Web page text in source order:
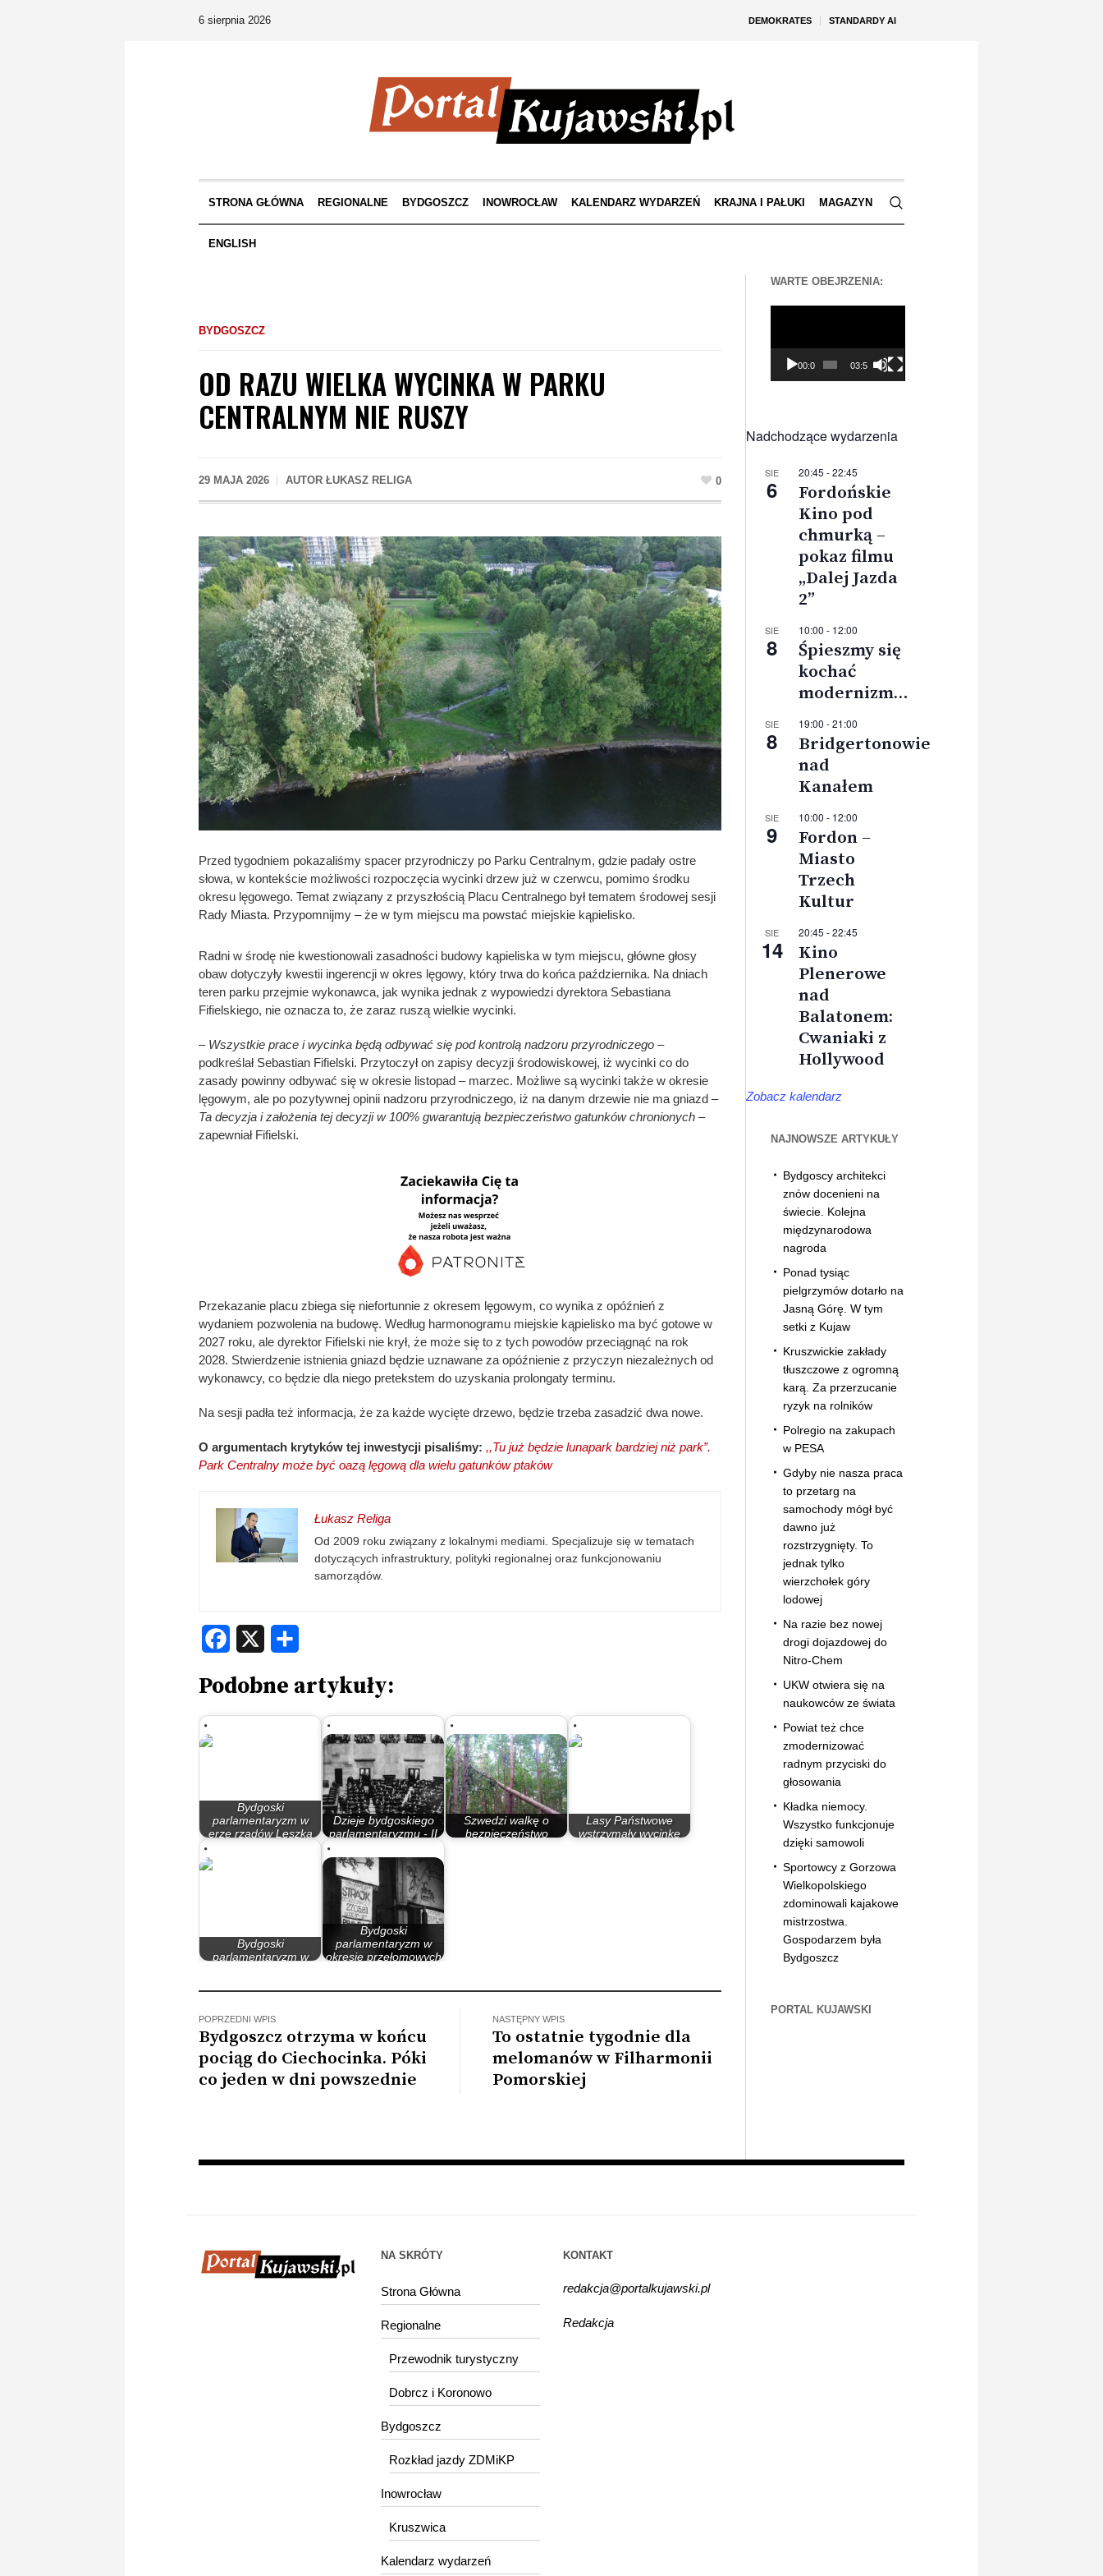
DEMOKRATES STANDARDY AI
6 sierpnia 2026
STRONA GŁÓWNA REGIONALNE BYDGOSZCZ INOWROCŁAW KALENDARZ WYDARZEŃ KRAJNA I PAŁUKI MAGAZYN
ENGLISH
BYDGOSZCZ
OD RAZU WIELKA WYCINKA W PARKU
CENTRALNYM NIE RUSZY
29 MAJA 2026 AUTOR ŁUKASZ RELIGA 0
Przed tygodniem pokazaliśmy spacer przyrodniczy po Parku Centralnym, gdzie padały ostre
słowa, w kontekście możliwości rozpoczęcia wycinki drzew już w czerwcu, pomimo środku
okresu lęgowego. Temat związany z przyszłością Placu Centralnego był tematem środowej sesji
Rady Miasta. Przypomnijmy – że w tym miejscu ma powstać miejskie kąpielisko.
Radni w środę nie kwestionowali zasadności budowy kąpieliska w tym miejscu, główne głosy
obaw dotyczyły kwestii ingerencji w okres lęgowy, który trwa do końca października. Na dniach
teren parku przejmie wykonawca, jak wynika jednak z wypowiedzi dyrektora Sebastiana
Fifielskiego, nie oznacza to, że zaraz ruszą wielkie wycinki.
– Wszystkie prace i wycinka będą odbywać się pod kontrolą nadzoru przyrodniczego –
podkreślał Sebastian Fifielski. Przytoczył on zapisy decyzji środowiskowej, iż wycinki co do
zasady powinny odbywać się w okresie listopad – marzec. Możliwe są wycinki także w okresie
lęgowym, ale po pozytywnej opinii nadzoru przyrodniczego, iż na danym drzewie nie ma gniazd –
Ta decyzja i założenia tej decyzji w 100% gwarantują bezpieczeństwo gatunków chronionych –
zapewniał Fifielski.
Przekazanie placu zbiega się niefortunnie z okresem lęgowym, co wynika z opóźnień z
wydaniem pozwolenia na budowę. Według harmonogramu miejskie kąpielisko ma być gotowe w
2027 roku, ale dyrektor Fifielski nie krył, że może się to z tych powodów przeciągnąć na rok
2028. Stwierdzenie istnienia gniazd będzie uznawane za opóźnienie z przyczyn niezależnych od
wykonawcy, co będzie dla niego pretekstem do uzyskania prolongaty terminu.
Na sesji padła też informacja, że za każde wycięte drzewo, będzie trzeba zasadzić dwa nowe.
O argumentach krytyków tej inwestycji pisaliśmy: ,,Tu już będzie lunapark bardziej niż park”.
Park Centralny może być oazą lęgową dla wielu gatunków ptaków
Łukasz Religa
Od 2009 roku związany z lokalnymi mediami. Specjalizuje się w tematach
dotyczących infrastruktury, polityki regionalnej oraz funkcjonowaniu
samorządów.
Facebook
Podobne artykuły:
Bydgoski
parlamentaryzm w
erze rządów Leszka
Dzieje bydgoskiego
parlamentaryzmu - II
Szwedzi walkę o
bezpieczeństwo
Lasy Państwowe
wstrzymały wycinkę
Bydgoski
parlamentaryzm w
Bydgoski
parlamentaryzm w
okresie przełomowych
POPRZEDNI WPIS
Bydgoszcz otrzyma w końcu
pociąg do Ciechocinka. Póki
co jeden w dni powszednie
NASTĘPNY WPIS
To ostatnie tygodnie dla
melomanów w Filharmonii
Pomorskiej
WARTE OBEJRZENIA:
00:00 03:56
Nadchodzące wydarzenia
SIE
6
20:45 -22:45
Fordońskie
Kino pod
chmurką –
pokaz filmu
„Dalej Jazda
2”
SIE
8
10:00 - 12:00
Śpieszmy się
kochać
modernizm…
SIE
8
19:00 -21:00
Bridgertonowie
nad
Kanałem
SIE
9
10:00 - 12:00
Fordon –
Miasto
Trzech
Kultur
SIE
14
20:45 -22:45
Kino
Plenerowe
nad
Balatonem:
Cwaniaki z
Hollywood
Zobacz kalendarz
NAJNOWSZE ARTYKUŁY
Bydgoscy architekci
znów docenieni na
świecie. Kolejna
międzynarodowa
nagroda
Ponad tysiąc
pielgrzymów dotarło na
Jasną Górę. W tym
setki z Kujaw
Kruszwickie zakłady
tłuszczowe z ogromną
karą. Za przerzucanie
ryzyk na rolników
Polregio na zakupach
w PESA
Gdyby nie nasza praca
to przetarg na
samochody mógł być
dawno już
rozstrzygnięty. To
jednak tylko
wierzchołek góry
lodowej
Na razie bez nowej
drogi dojazdowej do
Nitro-Chem
UKW otwiera się na
naukowców ze świata
Powiat też chce
zmodernizować
radnym przyciski do
głosowania
Kładka niemocy.
Wszystko funkcjonuje
dzięki samowoli
Sportowcy z Gorzowa
Wielkopolskiego
zdominowali kajakowe
mistrzostwa.
Gospodarzem była
Bydgoszcz
PORTAL KUJAWSKI
NA SKRÓTY
Strona Główna
Regionalne
Przewodnik turystyczny
Dobrcz i Koronowo
Bydgoszcz
Rozkład jazdy ZDMiKP
Inowrocław
Kruszwica
Kalendarz wydarzeń
KONTAKT
redakcja@portalkujawski.pl
Redakcja